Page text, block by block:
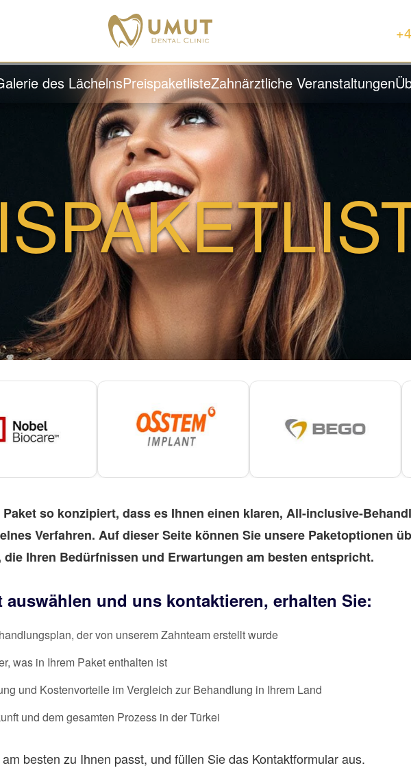
des LächelnsPreispaketlisteZahnärztliche Veranstaltungen
so konzipiert, dass es Ihnen einen klaren, All-inclusive-
Verfahren. Auf dieser Seite können Sie unsere Paketoptionen
Ihren Bedürfnissen und Erwartungen am besten entspricht.
auswählen und uns kontaktieren, erhalten Sie:
der von unserem Zahnteam erstellt wurde
was in Ihrem Paket enthalten ist
und Kostenvorteile im Vergleich zur Behandlung in Ihrem Land
und dem gesamten Prozess in der Türkei
besten zu Ihnen passt, und füllen Sie das Kontaktformular aus.